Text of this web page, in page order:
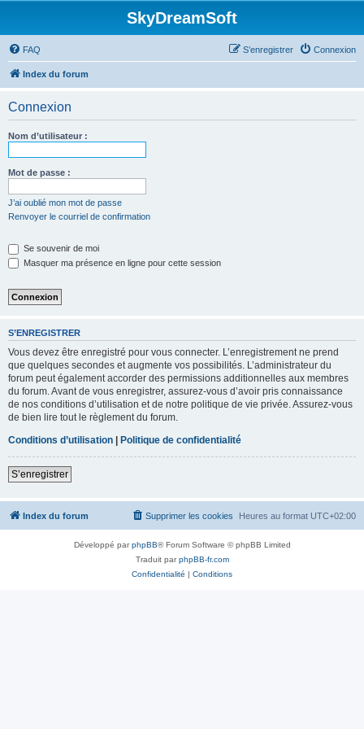
SkyDreamSoft
FAQ Connexion
S’enregistrer
Index du forum
Connexion
Nom d’utilisateur :
Mot de passe :
J’ai oublié mon mot de passe
Renvoyer le courriel de confirmation
Se souvenir de moi
Masquer ma présence en ligne pour cette session
S’ENREGISTRER
Vous devez être enregistré pour vous connecter. L’enregistrement ne prend
que quelques secondes et augmente vos possibilités. L’administrateur du
forum peut également accorder des permissions additionnelles aux membres
du forum. Avant de vous enregistrer, assurez-vous d’avoir pris connaissance
de nos conditions d’utilisation et de notre politique de vie privée. Assurez-vous
de bien lire tout le règlement du forum.
Conditions d’utilisation | Politique de confidentialité
S’enregistrer
Index du forum Heures au format UTC+02:00
Supprimer les cookies
Développé parphpBB® Forum Software © phpBB Limited
Traduit parphpBB-fr.com
Confidentialité | Conditions